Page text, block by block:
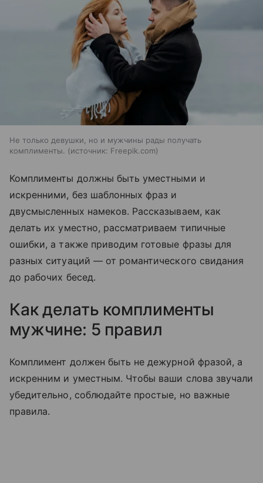
Не только девушки, но и мужчины рады получать
комплименты.
источник: Freepik.com
Комплименты должны быть уместными и
искренними, без шаблонных фраз и
двусмысленных намеков. Рассказываем, как
делать их уместно, рассматриваем типичные
ошибки, а также приводим готовые фразы для
разных ситуаций — от романтического свидания
до рабочих бесед.
Как делать комплименты
мужчине: 5 правил
Комплимент должен быть не дежурной фразой, а
искренним и уместным. Чтобы ваши слова звучали
убедительно, соблюдайте простые, но важные
правила.